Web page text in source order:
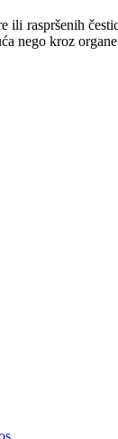
ili raspršenih
nego kroz